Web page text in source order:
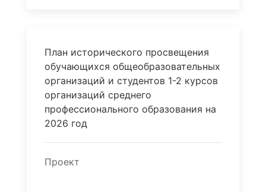
План исторического просвещения
обучающихся общеобразовательных
организаций и студентов 1-2 курсов
организаций среднего
профессионального образования на
2026 год
Проект